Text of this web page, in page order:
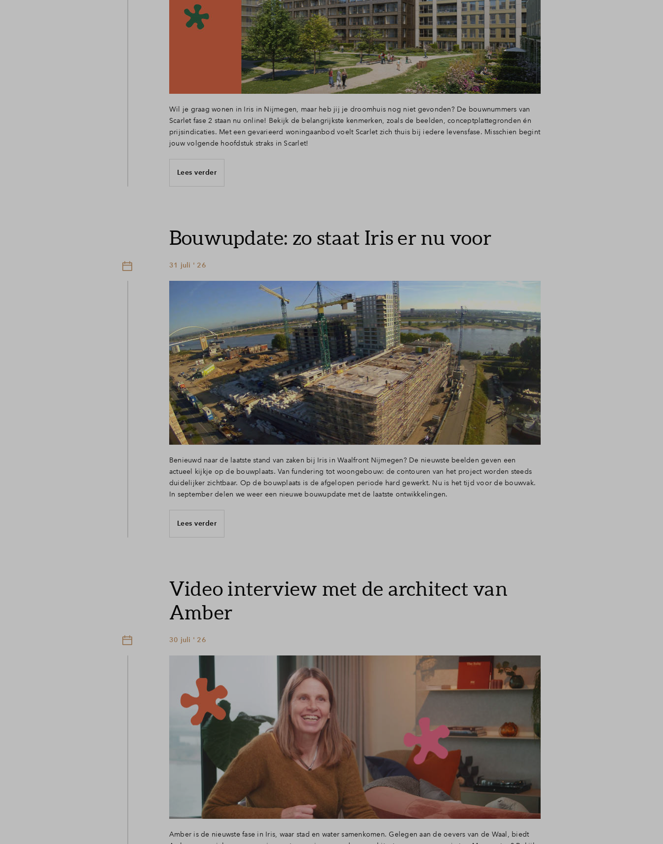
Wil je graag wonen in Iris in Nijmegen, maar heb jij je droomhuis nog niet gevonden? De bouwnummers van
Scarlet fase 2 staan nu online! Bekijk de belangrijkste kenmerken, zoals de beelden, conceptplattegronden én
prijsindicaties. Met een gevarieerd woningaanbod voelt Scarlet zich thuis bij iedere levensfase. Misschien begint
jouw volgende hoofdstuk straks in Scarlet!
Lees verder
Bouwupdate: zo staat Iris er nu voor
31 juli ' 26
Benieuwd naar de laatste stand van zaken bij Iris in Waalfront Nijmegen? De nieuwste beelden geven een
actueel kijkje op de bouwplaats. Van fundering tot woongebouw: de contouren van het project worden steeds
duidelijker zichtbaar. Op de bouwplaats is de afgelopen periode hard gewerkt. Nu is het tijd voor de bouwvak.
In september delen we weer een nieuwe bouwupdate met de laatste ontwikkelingen.
Lees verder
Video interview met de architect van
Amber
30 juli ' 26
Amber is de nieuwste fase in Iris, waar stad en water samenkomen. Gelegen aan de oevers van de Waal, biedt